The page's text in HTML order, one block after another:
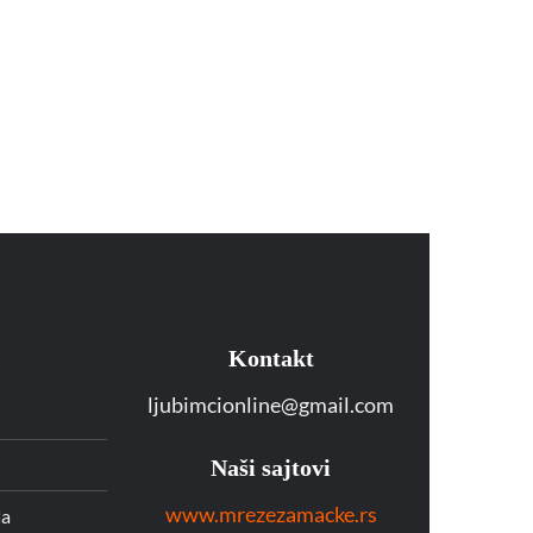
Kontakt
ljubimcionline@gmail.com
Naši sajtovi
www.mrezezamacke.rs